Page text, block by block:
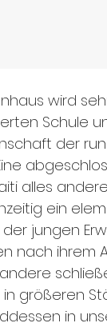
wird
Schule
der
alles
ein
jungen
nach ihrem
größeren
in